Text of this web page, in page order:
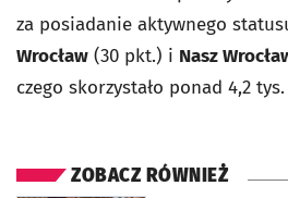
za posiadanie aktywnego
Wrocław (30 pkt.) i Nasz
czego skorzystało ponad 4,2
ZOBACZ RÓWNIEŻ